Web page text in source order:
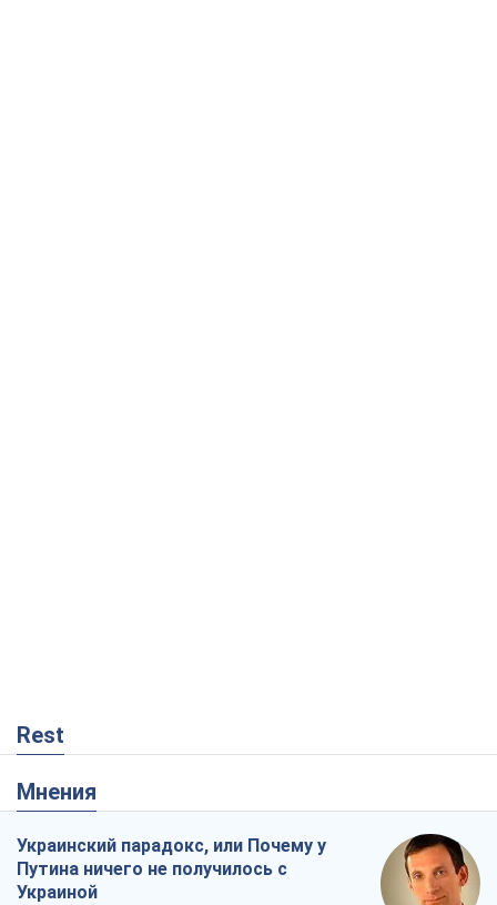
Rest
Мнения
Украинский парадокс, или Почему у
Путина ничего не получилось с
Украиной